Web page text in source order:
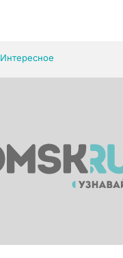
Интересное